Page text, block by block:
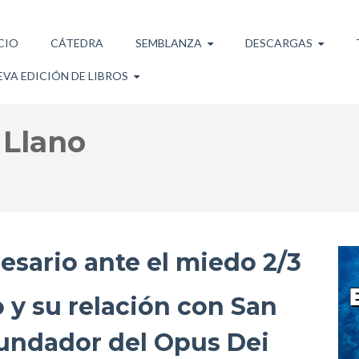
CÁTEDRA SEMBLANZA DESCARGAS
EDICIÓN DE LIBROS
ante el miedo 2/3
y su relación con San
del Opus Dei